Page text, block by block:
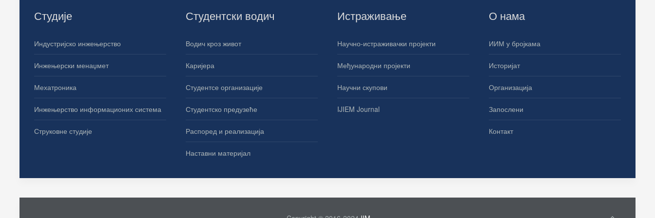
Студије
Индустријско инжењерство
Инжењерски менаџмет
Мехатроника
Инжењерство информационих система
Струковне студије
Студентски водич
Водич кроз живот
Каријера
Студентсе организације
Студентско предузеће
Распоред и реализација
Наставни материјал
Истраживање
Научно-истраживачки пројекти
Међународни пројекти
Научни скупови
IJIEM Journal
О нама
ИИМ у бројкама
Историјат
Организација
Запослени
Контакт